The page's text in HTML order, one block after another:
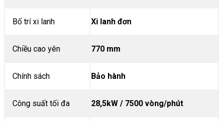
Bố trí xi lanh Xi lanh đơn
Chiều cao yên 770 mm
Chính sách Bảo hành
Công suất tối đa 28,5kW / 7500 vòng/phút